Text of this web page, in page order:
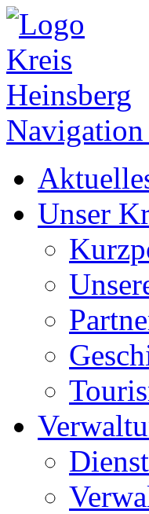
Navigation
Unser